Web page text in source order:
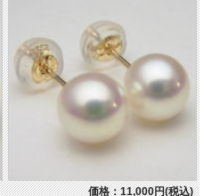
価格：11,000円(税込)